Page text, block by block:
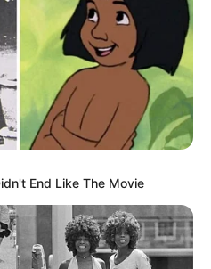
hansı dəyişikliklərə səbəb
!Yüksək vəzifəyə təyinat var
SOCAR-da işləyənlərə mühüm
bağlı...
End Like The Movie